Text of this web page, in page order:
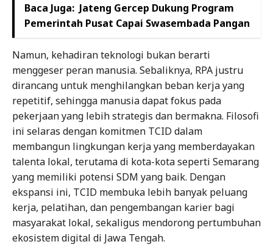
Baca Juga: Jateng Gercep Dukung Program
Pemerintah Pusat Capai Swasembada Pangan
Namun, kehadiran teknologi bukan berarti
menggeser peran manusia. Sebaliknya, RPA justru
dirancang untuk menghilangkan beban kerja yang
repetitif, sehingga manusia dapat fokus pada
pekerjaan yang lebih strategis dan bermakna. Filosofi
ini selaras dengan komitmen TCID dalam
membangun lingkungan kerja yang memberdayakan
talenta lokal, terutama di kota-kota seperti Semarang
yang memiliki potensi SDM yang baik. Dengan
ekspansi ini, TCID membuka lebih banyak peluang
kerja, pelatihan, dan pengembangan karier bagi
masyarakat lokal, sekaligus mendorong pertumbuhan
ekosistem digital di Jawa Tengah.